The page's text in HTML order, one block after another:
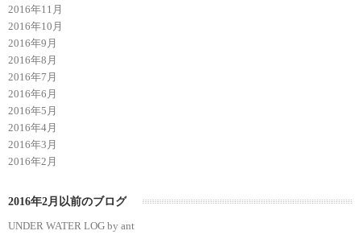
2016年11月
2016年10月
2016年9月
2016年8月
2016年7月
2016年6月
2016年5月
2016年4月
2016年3月
2016年2月
2016年2月以前のブログ
UNDER WATER LOG by ant